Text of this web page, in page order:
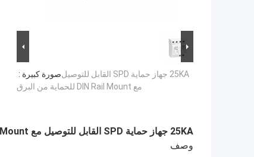
صورة كبيرة :25KA جهاز حماية SPD القابل للتوصيل
مع DIN Rail Mount للحماية من البرق
25KA جهاز حماية SPD القابل للتوصيل مع DIN Rail Mount للحماية من البرق
وصف